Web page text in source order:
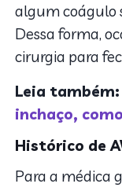
algum coágulo
Dessa forma,
cirurgia para
Leia também:
inchaço,
Histórico de
Para a médica